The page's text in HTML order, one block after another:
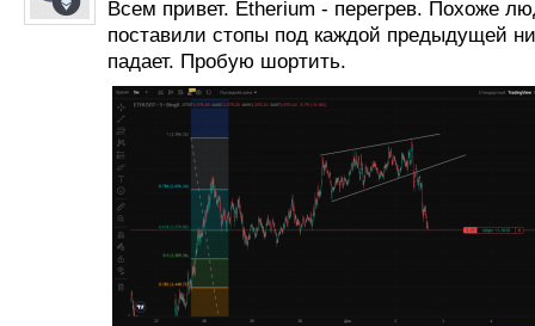
Всем привет. Etherium - перегрев. Похоже
поставили стопы под каждой предыдущей
падает. Пробую шортить.